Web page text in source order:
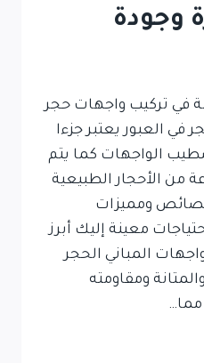
وجودة
في تركيب واجهات حجر
في العبور يعتبر جزءا
الواجهات كما يتم
من الأحجار الطبيعية
ومميزات
معينة إليك أبرز
المباني الحجر
ومقاومته
مما…